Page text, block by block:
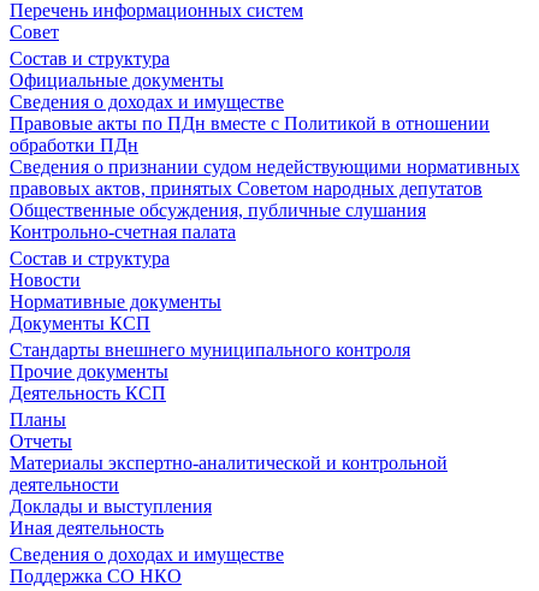
Перечень информационных систем
Совет
Состав и структура
Официальные документы
Сведения о доходах и имуществе
Правовые акты по ПДн вместе с Политикой в отношении
обработки ПДн
Сведения о признании судом недействующими нормативных
правовых актов, принятых Советом народных депутатов
Общественные обсуждения, публичные слушания
Контрольно-счетная палата
Состав и структура
Новости
Нормативные документы
Документы КСП
Стандарты внешнего муниципального контроля
Прочие документы
Деятельность КСП
Планы
Отчеты
Материалы экспертно-аналитической и контрольной
деятельности
Доклады и выступления
Иная деятельность
Сведения о доходах и имуществе
Поддержка СО НКО